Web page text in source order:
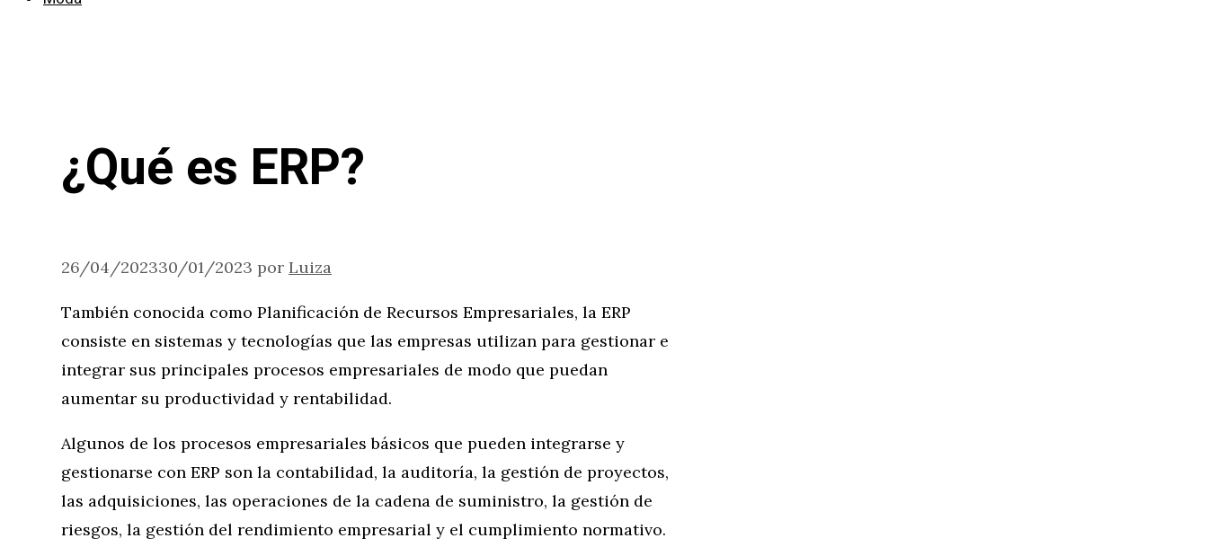
¿Qué es ERP?
26/04/202330/01/2023 por Luiza
También conocida como Planificación de Recursos Empresariales, la ERP
consiste en sistemas y tecnologías que las empresas utilizan para gestionar e
integrar sus principales procesos empresariales de modo que puedan
aumentar su productividad y rentabilidad.
Algunos de los procesos empresariales básicos que pueden integrarse y
gestionarse con ERP son la contabilidad, la auditoría, la gestión de proyectos,
las adquisiciones, las operaciones de la cadena de suministro, la gestión de
riesgos, la gestión del rendimiento empresarial y el cumplimiento normativo.